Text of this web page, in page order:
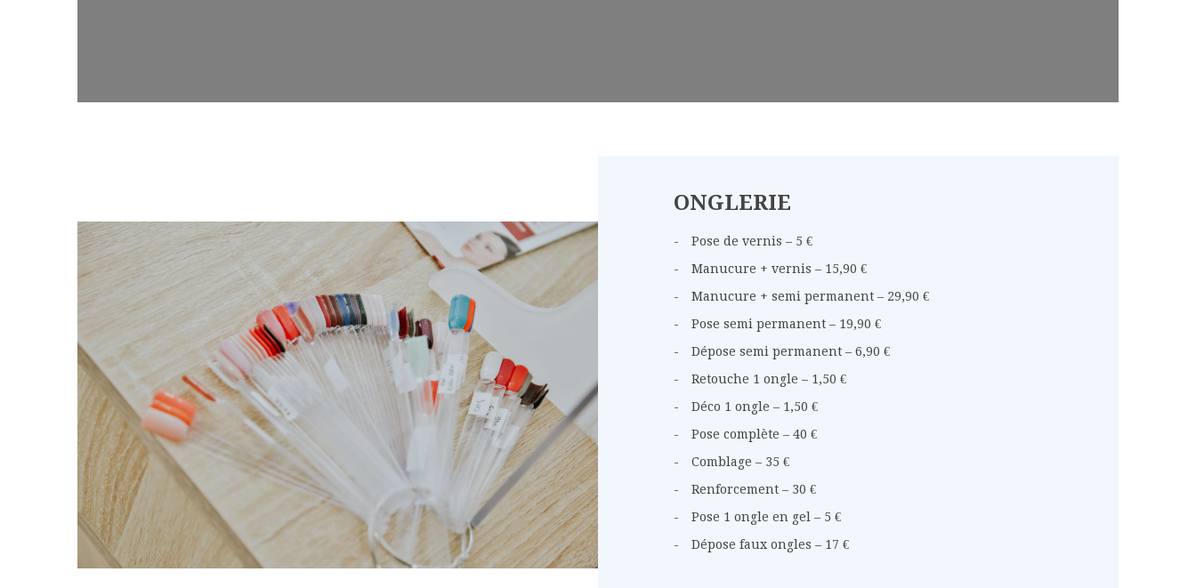
ONGLERIE
Pose de vernis – 5 €
Manucure + vernis – 15,90 €
Manucure + semi permanent – 29,90 €
Pose semi permanent – 19,90 €
Dépose semi permanent – 6,90 €
Retouche 1 ongle – 1,50 €
Déco 1 ongle – 1,50 €
Pose complète – 40 €
Comblage – 35 €
Renforcement – 30 €
Pose 1 ongle en gel – 5 €
Dépose faux ongles – 17 €